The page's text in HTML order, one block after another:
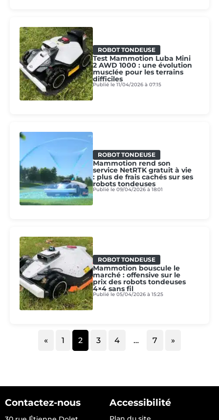
ROBOT TONDEUSE
Test Mammotion Luba Mini
2 AWD 1000 : une évolution
musclée pour les terrains
difficiles
Publié le 11/04/2026 à 07:15
ROBOT TONDEUSE
Mammotion rend son
service NetRTK gratuit à vie
: plus de frais cachés sur ses
robots tondeuses
Publié le 09/04/2026 à 18:01
ROBOT TONDEUSE
Mammotion bouscule le
marché : offensive sur le
prix des robots tondeuses
4×4 sans fil
Publié le 05/04/2026 à 15:25
« 1 2 3 4 … 7 »
Contactez-nous Accessibilité